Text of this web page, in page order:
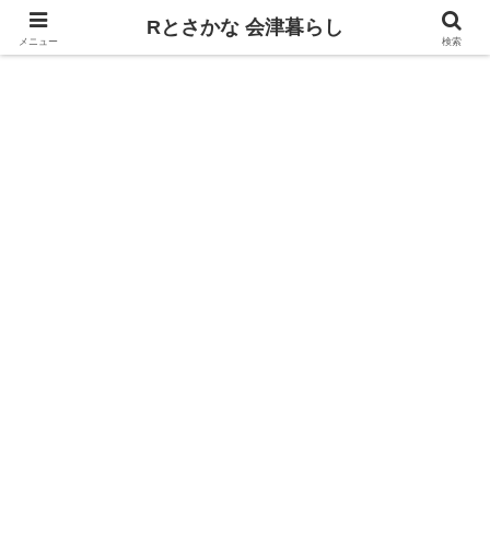
飲食、観光、イベント。食べて遊ぶ
メニュー
Rとさかな 会津暮らし
検索